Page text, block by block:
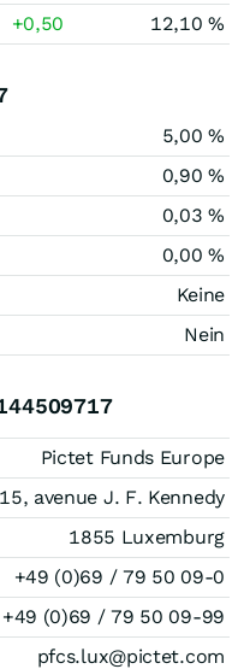
+0,50 12,10 %
5,00 %
0,90 %
0,03 %
0,00 %
Keine
Nein
Pictet Funds Europe
15, avenue J. F. Kennedy
1855 Luxemburg
+49 (0)69 / 79 50 09-0
+49 (0)69 / 79 50 09-99
pfcs.lux@pictet.com